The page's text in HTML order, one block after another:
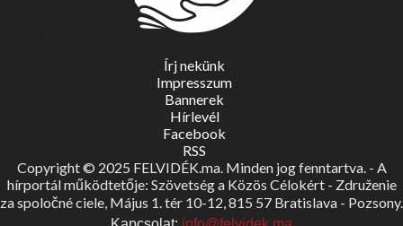
Írj nekünk
Impresszum
Bannerek
Hírlevél
Facebook
RSS
Copyright © 2025 FELVIDÉK.ma. Minden jog fenntartva. - A
hírportál működtetője: Szövetség a Közös Célokért - Združenie
za spoločné ciele, Május 1. tér 10-12, 815 57 Bratislava - Pozsony.